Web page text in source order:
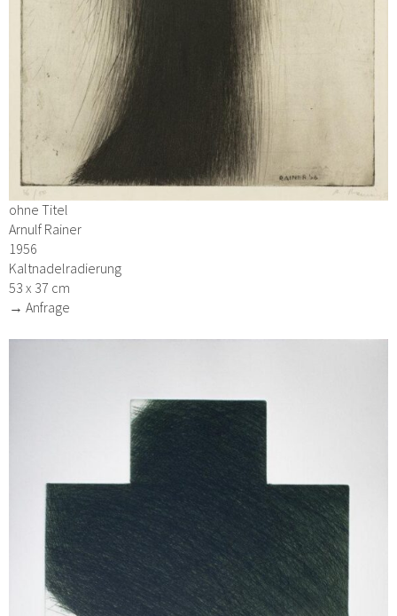
ohne Titel
Arnulf Rainer
1956
Kaltnadelradierung
53 x 37 cm
→ Anfrage